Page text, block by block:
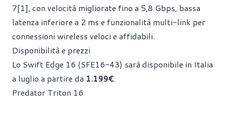
7[1], con velocità migliorate fino a 5,8 Gbps, bassa
latenza inferiore a 2 ms e funzionalità multi-link per
connessioni wireless veloci e affidabili.
Disponibilità e prezzi
Lo Swift Edge 16 (SFE16-43) sarà disponibile in Italia
a luglio a partire da 1.199€.
Predator Triton 16